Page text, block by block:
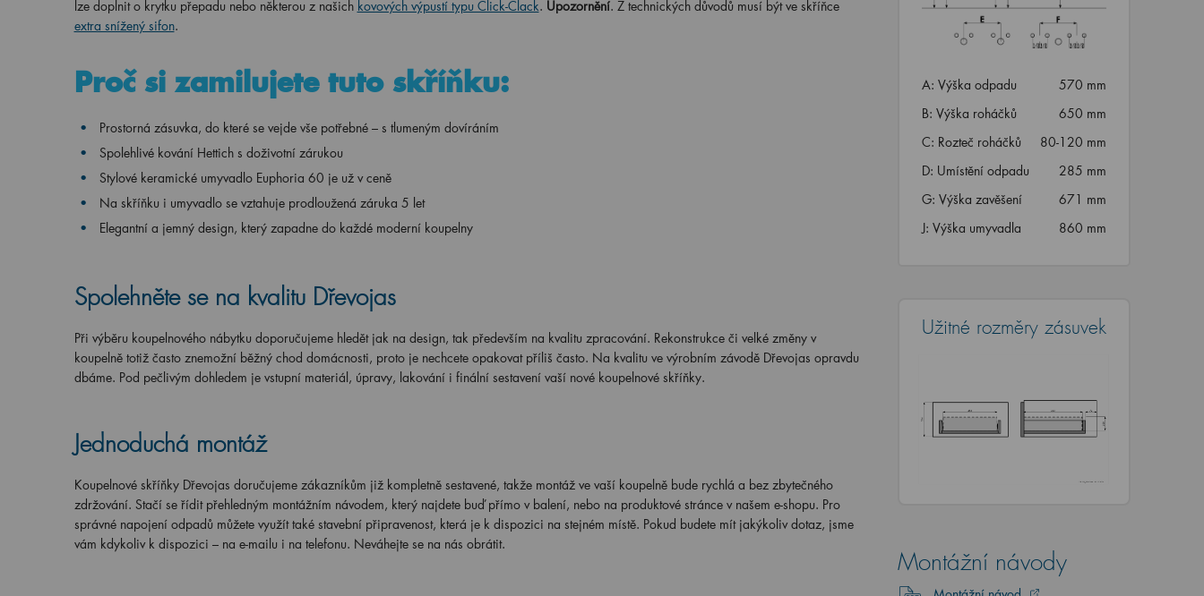
lze doplnit o krytku přepadu nebo některou z našich kovových výpustí typu Click-Clack. Upozornění. Z technických důvodů musí být ve skříňce
extra snížený sifon.
Proč si zamilujete tuto skříňku:
Prostorná zásuvka, do které se vejde vše potřebné – s tlumeným dovíráním
Spolehlivé kování Hettich s doživotní zárukou
Stylové keramické umyvadlo Euphoria 60 je už v ceně
Na skříňku i umyvadlo se vztahuje prodloužená záruka 5 let
Elegantní a jemný design, který zapadne do každé moderní koupelny
Spolehněte se na kvalitu Dřevojas
Při výběru koupelnového nábytku doporučujeme hledět jak na design, tak především na kvalitu zpracování. Rekonstrukce či velké změny v
koupelně totiž často znemožní běžný chod domácnosti, proto je nechcete opakovat příliš často. Na kvalitu ve výrobním závodě Dřevojas opravdu
dbáme. Pod pečlivým dohledem je vstupní materiál, úpravy, lakování i finální sestavení vaší nové koupelnové skříňky.
Jednoduchá montáž
Koupelnové skříňky Dřevojas doručujeme zákazníkům již kompletně sestavené, takže montáž ve vaší koupelně bude rychlá a bez zbytečného
zdržování. Stačí se řídit přehledným montážním návodem, který najdete buď přímo v balení, nebo na produktové stránce v našem e-shopu. Pro
správné napojení odpadů můžete využít také stavební připravenost, která je k dispozici na stejném místě. Pokud budete mít jakýkoliv dotaz, jsme
vám kdykoliv k dispozici – na e-mailu i na telefonu. Neváhejte se na nás obrátit.
A: Výška odpadu
570 mm
B: Výška roháčků
650 mm
C: Rozteč roháčků
80-120 mm
D: Umístění odpadu
285 mm
G: Výška zavěšení
671 mm
J: Výška umyvadla
860 mm
Užitné rozměry zásuvek
Montážní návody